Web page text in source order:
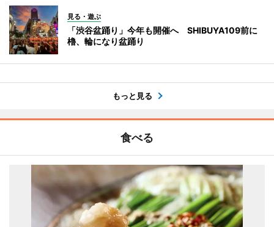
見る・遊ぶ
「渋谷盆踊り」今年も開催へ SHIBUYA109前に
櫓、輪になり盆踊り
もっと見る
食べる